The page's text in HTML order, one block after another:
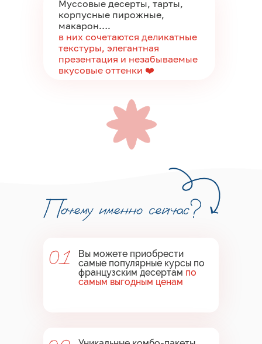
Муссовые десерты, тарты,
корпусные пирожные,
макарон….
в них сочетаются деликатные
текстуры, элегантная
презентация и незабываемые
вкусовые оттенки ❤️
Вы можете приобрести
самые популярные курсы по
французским десертам по
самым выгодным ценам